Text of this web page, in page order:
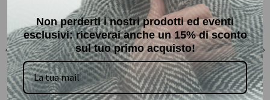
Non perderti i nostri prodotti ed eventi
esclusivi: riceverai anche un 15% di sconto
sul tuo primo acquisto!